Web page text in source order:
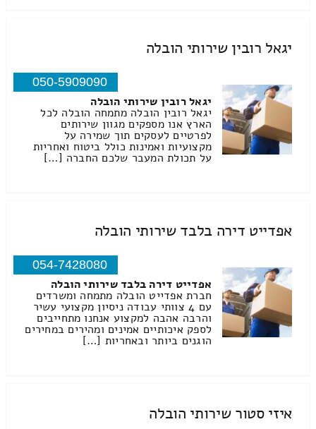
יגאל רובין שירותי הובלה
050-5909090
יגאל רובין שירותי הובלה
יגאל רובין הובלה מתמחה הובלה לכל
הארץ אנו מספקים מגוון שירותים
לפרטיים לעסקים תוך שמירה על
מקצועיות ואמינות כולל ביטוח ואחריות
על תכולת המעבר שלכם החברה […]
אפדייט דירה בלבד שירותי הובלה
054-7428080
אפדייט דירה בלבד שירותי הובלה
חברת אפדייט הובלה מתמחה ומשרדים
עם 4 צוותי עבודה ניסיון מקצועי עשיר
והרבה אהבה למקצוע אנחנו מתחייבים
לספק איכותיים אמינים ומהירים במחירים
הוגנים ביותר ובאחריות […]
איזי סטור שירותי הובלה